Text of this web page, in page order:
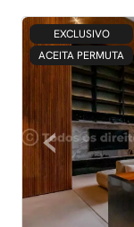
EXCLUSIVO
ACEITA PERMUTA
<<<<
‹Previous